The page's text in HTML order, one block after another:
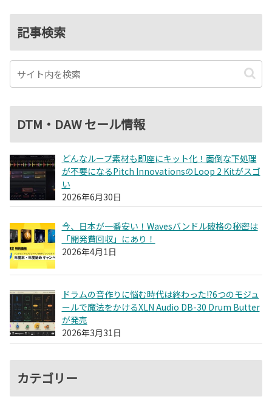
記事検索
DTM・DAW セール情報
どんなループ素材も即座にキット化！面倒な下処理
が不要になるPitch InnovationsのLoop 2 Kitがスゴ
い
2026年6月30日
今、日本が一番安い！Wavesバンドル破格の秘密は
「開発費回収」にあり！
2026年4月1日
ドラムの音作りに悩む時代は終わった!?6つのモジュ
ールで魔法をかけるXLN Audio DB-30 Drum Butter
が発売
2026年3月31日
カテゴリー